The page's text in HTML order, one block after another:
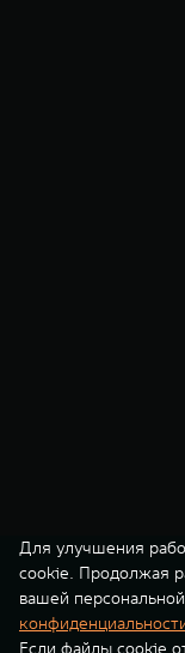
Для улучшения
cookie. Продолжая
вашей
Если файлы cookie